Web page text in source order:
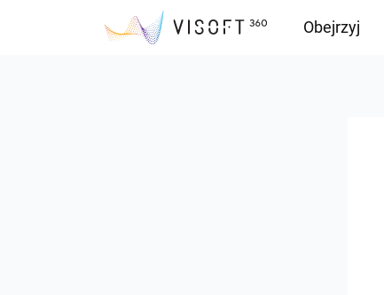
Obejrzyj